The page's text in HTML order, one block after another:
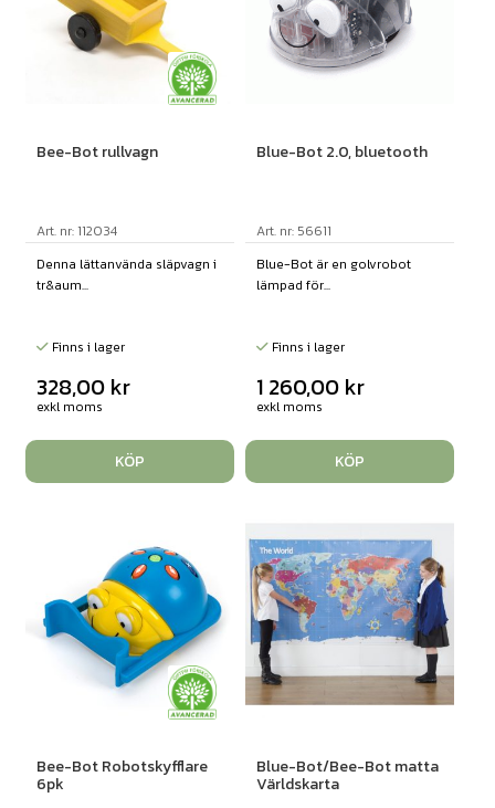
Bee-Bot rullvagn
Art. nr: 112034
Denna lättanvända släpvagn i
tr&aum...
Finns i lager
328,00 kr
exkl moms
KÖP
Blue-Bot 2.0, bluetooth
Art. nr: 56611
Blue-Bot är en golvrobot
lämpad för...
Finns i lager
1 260,00 kr
exkl moms
KÖP
Bee-Bot Robotskyfflare
6pk
Blue-Bot/Bee-Bot matta
Världskarta